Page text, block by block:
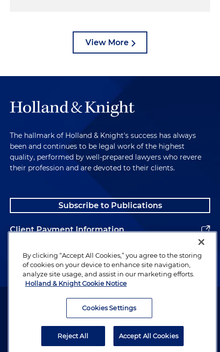
View More
The hallmark of Holland & Knight's success has always
been and continues to be legal work of the highest
quality, performed by well-prepared lawyers who revere
their profession and are devoted to their clients.
Subscribe to Publications
Client Payment Information
Alumni
Attorney Advertising. Copyright © 1996–2026 Holland & Knight LLP.
By clicking “Accept All Cookies,” you agree to the storing
of cookies on your device to enhance site navigation,
analyze site usage, and assist in our marketing efforts.
Holland & Knight Cookie Notice
Cookies Settings
Reject All Accept All Cookies